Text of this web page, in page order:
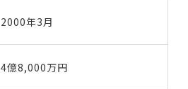
2000年3月
4億8,000万円